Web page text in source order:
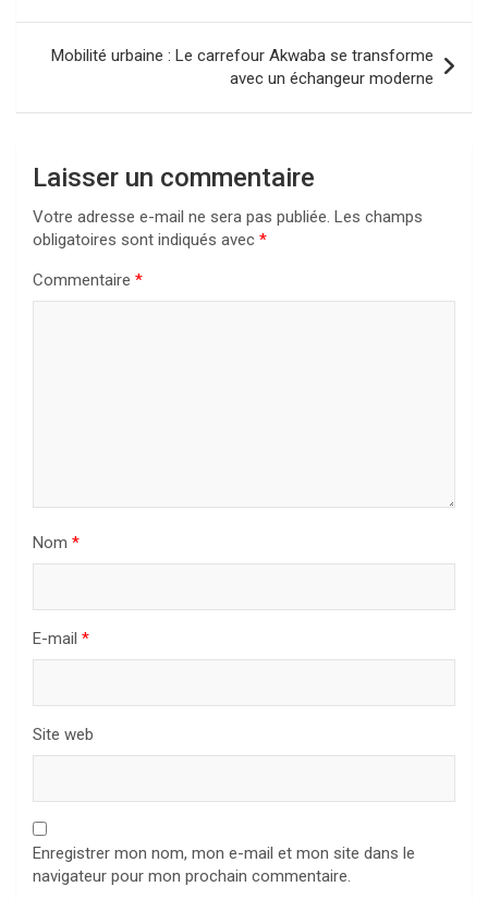
l’article
Mobilité urbaine : Le carrefour Akwaba se transforme
avec un échangeur moderne
Laisser un commentaire
Votre adresse e-mail ne sera pas publiée. Les champs
obligatoires sont indiqués avec *
Commentaire *
Nom *
E-mail *
Site web
Enregistrer mon nom, mon e-mail et mon site dans le
navigateur pour mon prochain commentaire.